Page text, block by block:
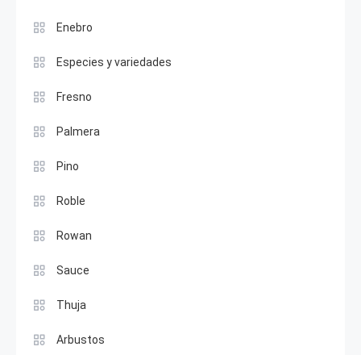
Enebro
Especies y variedades
Fresno
Palmera
Pino
Roble
Rowan
Sauce
Thuja
Arbustos